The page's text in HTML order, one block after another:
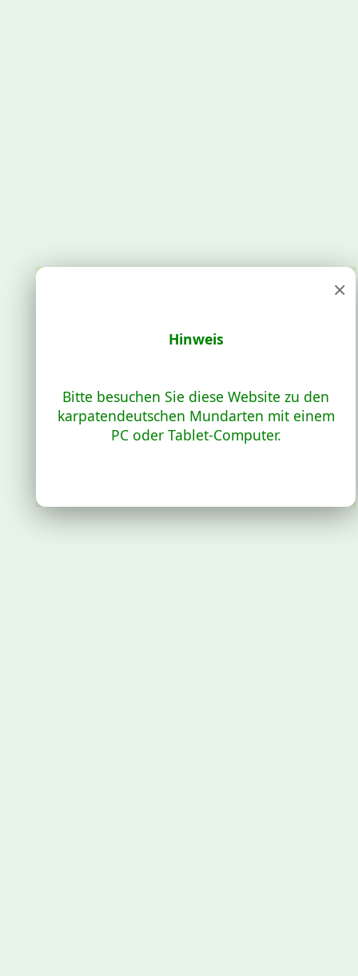
×
Hinweis
Bitte besuchen Sie diese Website zu den
karpatendeutschen Mundarten mit einem
PC oder Tablet-Computer.